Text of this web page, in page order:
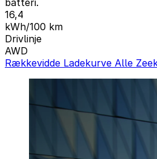
16,4
kWh/100 km
Drivlinje
AWD
Rækkevidde Ladekurve Alle